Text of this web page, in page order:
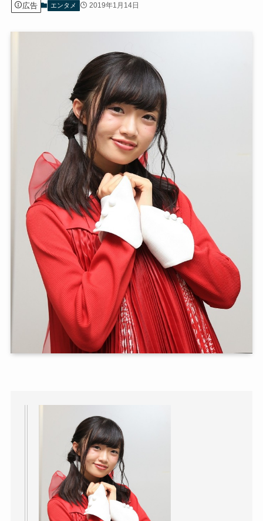
広告 エンタメ 2019年1月14日